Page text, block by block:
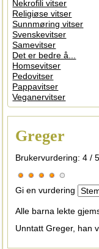
Nekrofili vitser
Religiøse vitser
Sunnmøring vitser
Svenskevitser
Samevitser
Det er bedre å...
Homsevitser
Pedovitser
Pappavitser
Veganervitser
Greger
Brukervurdering:4 /5
Gi en vurdering
Alle barna lekte
Unntatt Greger, han